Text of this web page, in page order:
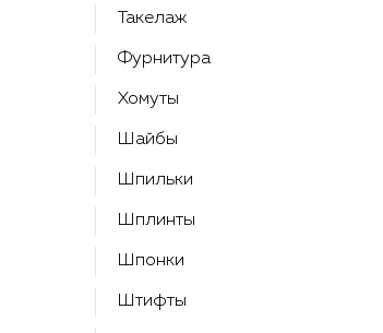
Такелаж
Фурнитура
Хомуты
Шайбы
Шпильки
Шплинты
Шпонки
Штифты